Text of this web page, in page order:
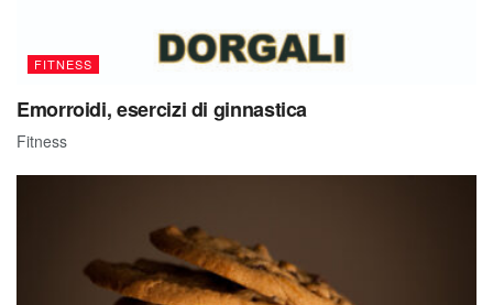
FITNESS
Emorroidi, esercizi di ginnastica
Fitness